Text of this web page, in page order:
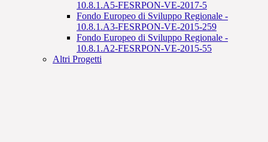
10.8.1.A5-FESRPON-VE-2017-5
Fondo Europeo di Sviluppo Regionale -
10.8.1.A3-FESRPON-VE-2015-259
Fondo Europeo di Sviluppo Regionale -
10.8.1.A2-FESRPON-VE-2015-55
Altri Progetti